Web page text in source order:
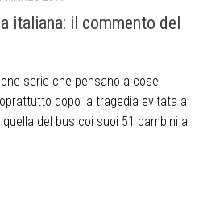
italiana: il commento del
serie che pensano a cose
dopo la tragedia evitata a
del bus coi suoi 51 bambini a